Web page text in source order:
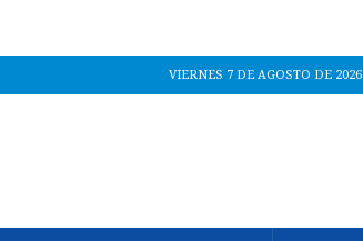
VIERNES 7 DE AGOSTO DE 2026